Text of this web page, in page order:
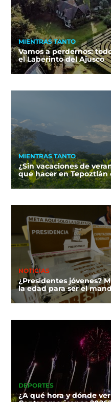
MIENTRAS TANTO
Vamos a perdernos:
el Laberinto del Ajusco
MIENTRAS TANTO
¿Sin vacaciones de
que hacer en Tepoztlán
NOTICIAS
¿Presidentes jóvenes?
la edad para ser el
DEPORTES
¿A qué hora y dónde